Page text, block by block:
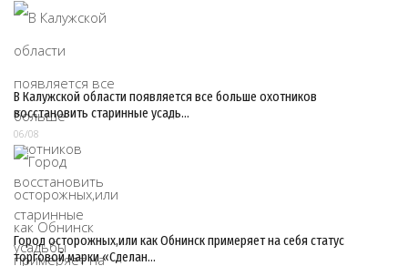
В Калужской области появляется все больше охотников
восстановить старинные усадь…
06/08
Город осторожных,или как Обнинск примеряет на себя статус
торговой марки «Сделан…